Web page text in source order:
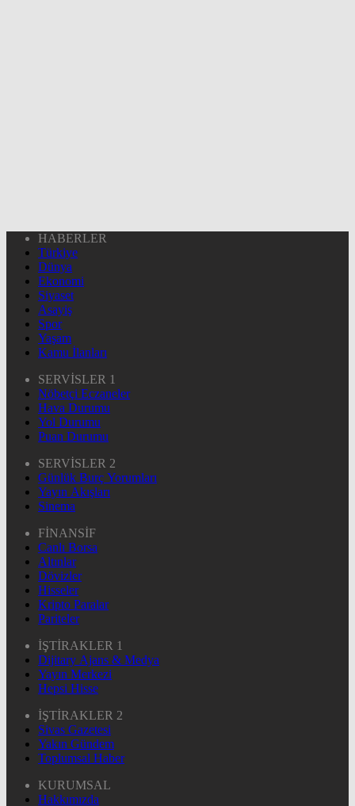
HABERLER
Türkiye
Dünya
Ekonomi
Siyaset
Asayiş
Spor
Yaşam
Kamu İlanları
SERVİSLER 1
Nöbetçi Eczaneler
Hava Durumu
Yol Durumu
Puan Durumu
SERVİSLER 2
Günlük Burç Yorumları
Yayın Akışları
Sinema
FİNANSİF
Canlı Borsa
Altınlar
Dövizler
Hisseler
Kripto Paralar
Pariteler
İŞTİRAKLER 1
Dijitary Ajans & Medya
Yayın Merkezi
Hepsi Hisse
İŞTİRAKLER 2
Sivas Gazetesi
Yakın Gündem
Toplumsal Haber
KURUMSAL
Hakkımızda